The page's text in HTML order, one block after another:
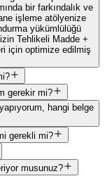
bir farkındalık ve
işleme atölyenize
yükümlülüğü
Tehlikeli Madde +
için optimize edilmiş
gerekir mi?
hangi belge
gerekli mi?
musunuz?